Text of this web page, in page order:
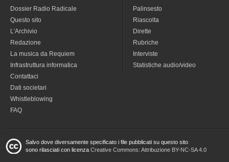
Dossier Radio Radicale
Questo sito
L'Archivio
Redazione
La musica da Requiem
Infrastruttura informatica
Contattaci
Dati societari
Whistleblowing
FAQ
Palinsesto
Riascolta
Dirette
Rubriche
Interviste
Statistiche audio/video
Salvo dove diversamente specificato i file pubblicati su questo sito
sono rilasciati con licenza Creative Commons: Attribuzione BY-NC-SA 4.0